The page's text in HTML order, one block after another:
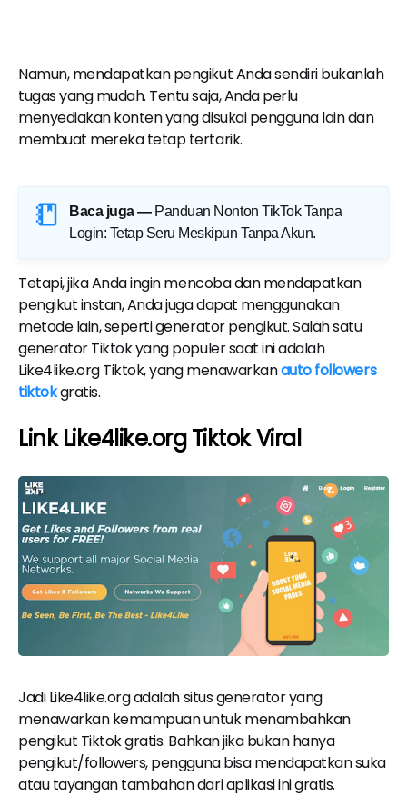
Namun, mendapatkan pengikut Anda sendiri bukanlah
tugas yang mudah. Tentu saja, Anda perlu
menyediakan konten yang disukai pengguna lain dan
membuat mereka tetap tertarik.
Baca juga — Panduan Nonton TikTok Tanpa
Login: Tetap Seru Meskipun Tanpa Akun.
Tetapi, jika Anda ingin mencoba dan mendapatkan
pengikut instan, Anda juga dapat menggunakan
metode lain, seperti generator pengikut. Salah satu
generator Tiktok yang populer saat ini adalah
Like4like.org Tiktok, yang menawarkanauto followers
tiktokgratis.
Link Like4like.org Tiktok Viral
Jadi Like4like.org adalah situs generator yang
menawarkan kemampuan untuk menambahkan
pengikut Tiktok gratis. Bahkan jika bukan hanya
pengikut/followers, pengguna bisa mendapatkan suka
atau tayangan tambahan dari aplikasi ini gratis.